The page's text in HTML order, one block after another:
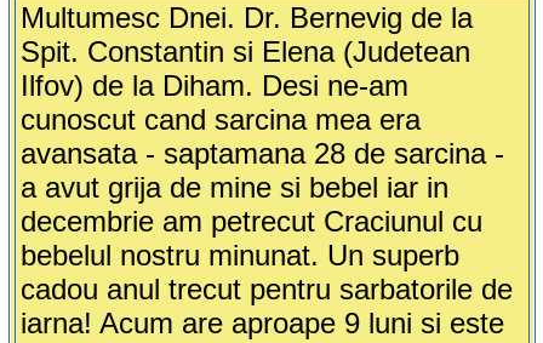
Multumesc Dnei. Dr. Bernevig de la
Spit. Constantin si Elena (Judetean
Ilfov) de la Diham. Desi ne-am
cunoscut cand sarcina mea era
avansata - saptamana 28 de sarcina -
a avut grija de mine si bebel iar in
decembrie am petrecut Craciunul cu
bebelul nostru minunat. Un superb
cadou anul trecut pentru sarbatorile de
iarna! Acum are aproape 9 luni si este